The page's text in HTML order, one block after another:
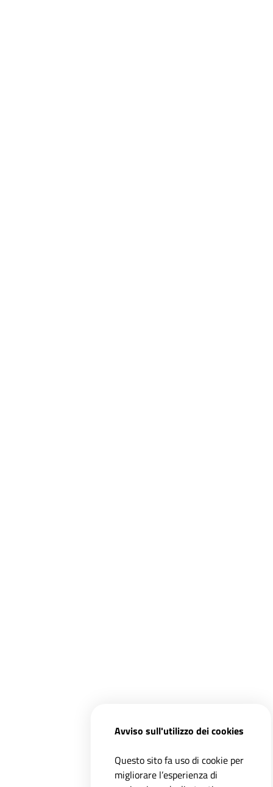
Avviso sull'utilizzo dei cookies
Questo sito fa uso di cookie per
migliorare l’esperienza di